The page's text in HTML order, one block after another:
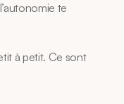
te
à petit. Ce sont